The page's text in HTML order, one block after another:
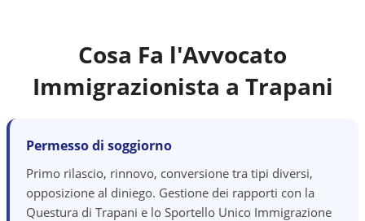
Cosa Fa l'Avvocato
Immigrazionista a Trapani
Permesso di soggiorno
Primo rilascio, rinnovo, conversione tra tipi diversi,
opposizione al diniego. Gestione dei rapporti con la
Questura di Trapani e lo Sportello Unico Immigrazione